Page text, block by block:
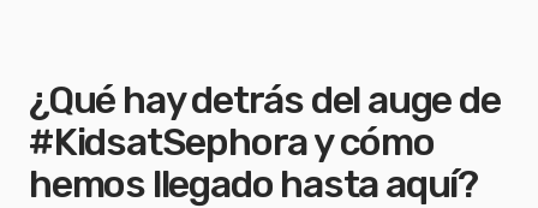
¿Qué hay detrás del auge de
#KidsatSephora y cómo
hemos llegado hasta aquí?